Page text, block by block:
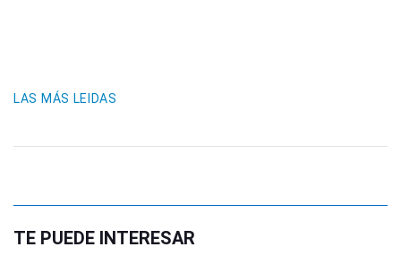
LAS MÁS LEIDAS
TE PUEDE INTERESAR